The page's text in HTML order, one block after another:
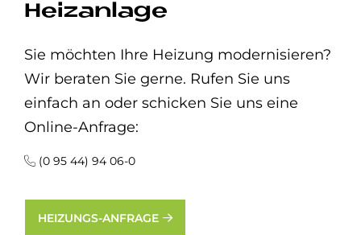
Heizanlage
Sie möchten Ihre Heizung modernisieren?
Wir beraten Sie gerne. Rufen Sie uns
einfach an oder schicken Sie uns eine
Online-Anfrage:
(0 95 44) 94 06-0
HEIZUNGS-ANFRAGE